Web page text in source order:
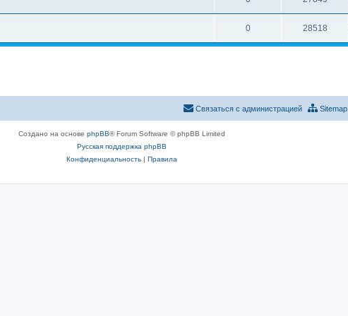
0 28518
Sitemap
Связаться с администрацией
Создано на основе phpBB® Forum Software © phpBB Limited
Русская поддержка phpBB
Конфиденциальность| Правила